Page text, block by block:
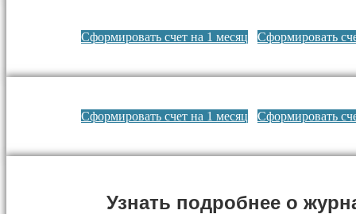
Сформировать счет на 1 месяц Сформировать
Сформировать счет на 1 месяц Сформировать
Узнать подробнее о